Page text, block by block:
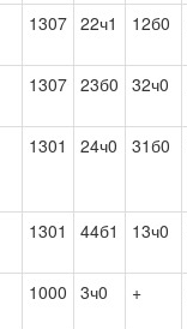
1307 22ч1 12б0
1307 23б0 32ч0
1301 24ч0 31б0
1301 44б1 13ч0
1000 3ч0 +